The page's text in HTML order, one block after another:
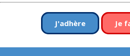
J'adhère Je